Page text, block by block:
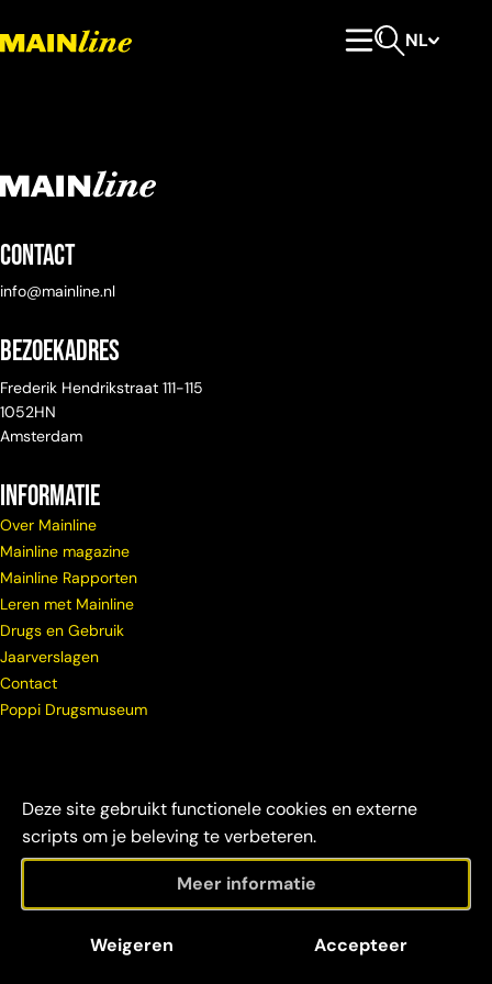
Deze site gebruikt functionele cookies en externe
scripts om je beleving te verbeteren.
Meer informatie
Weigeren Accepteer
NL
Contact
info@mainline.nl
Bezoekadres
Frederik Hendrikstraat 111-115
1052HN
Amsterdam
Informatie
Over Mainline
Mainline magazine
Mainline Rapporten
Leren met Mainline
Drugs en Gebruik
Jaarverslagen
Contact
Poppi Drugsmuseum
Mainline 2026
verantwoordelijkheid
credits